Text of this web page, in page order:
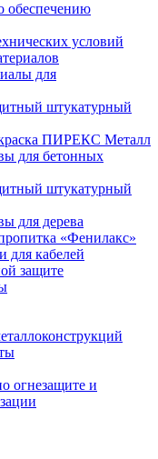
обеспечению
условий
для
штукатурный
ПИРЕКС Металл
для бетонных
штукатурный
для дерева
«Фенилакс»
для кабелей
защите
огнезащите и